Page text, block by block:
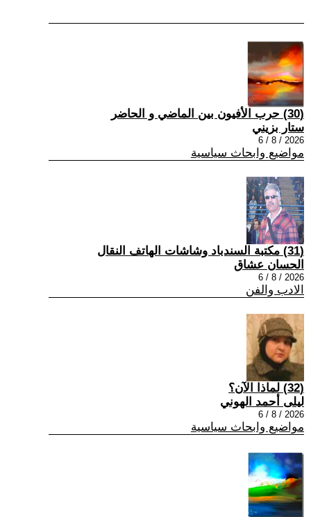
(30) حرب الأفيون بين الماضي و الحاضر
ستار بزيني
2026 / 8 / 6
مواضيع وابحاث سياسية
(31) مكتبة السندباد وشاشات الهاتف النقال
الحسان عشاق
2026 / 8 / 6
الادب والفن
(32) لماذا الآن؟
ليلى أحمد الهوني
2026 / 8 / 6
مواضيع وابحاث سياسية